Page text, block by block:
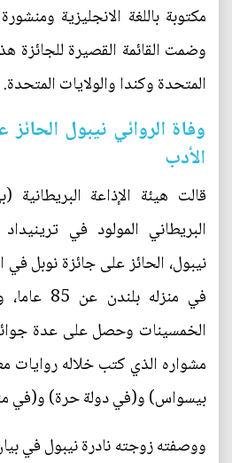
مكتوبة باللغة الانجليزية
وضمت القائمة القصيرة للجائزة
المتحدة وكندا والولايات المتحدة.
وفاة الروائي نيبول
الأدب
قالت هيئة الإذاعة
البريطاني المولود في
في منزله
الخمسينات وحصل على عدة
مشواره الذي كتب خلاله روايات
بيسواس) و(في دولة حرة) و(في
ووصفته زوجته نادرة نيبول في